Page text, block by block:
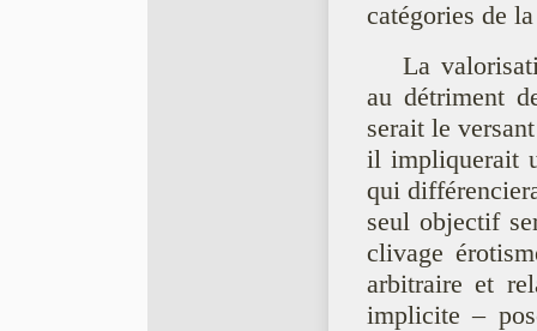
catégories de
La
au détriment
serait le
il impliquerait
qui
seul objectif
clivage
arbitraire et
implicite –